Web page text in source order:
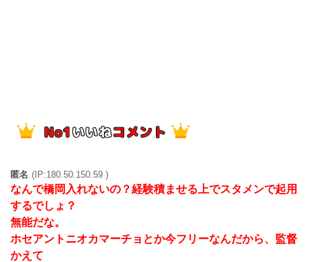
匿名 (IP:180.50.150.59 )
なんで橋岡入れないの？経験積ませる上でスタメンで起用
するでしょ？
無能だな。
ホセアントニオカマーチョとか今フリーなんだから、監督
かえて